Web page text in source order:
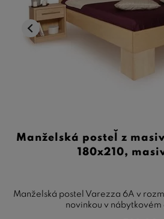
Manželská posteľ z
180x210,
Manželská postel Varezza 6A v
novinkou v